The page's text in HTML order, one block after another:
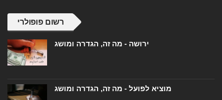
רשום פופולרי
ירושה - מה זה, הגדרה ומושג
מוציא לפועל - מה זה, הגדרה ומושג